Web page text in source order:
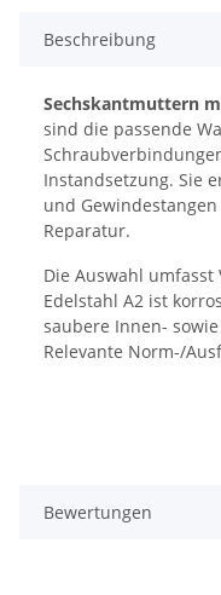
Beschreibung
Sechskantmuttern
sind die passende
Instandsetzung. Sie
und
Reparatur.
Die Auswahl
Edelstahl A2 ist
saubere Innen-
Relevante Norm-/
Bewertungen